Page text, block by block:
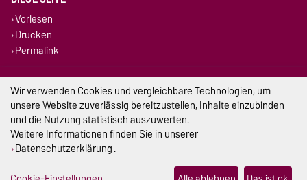
Vorlesen
Drucken
Permalink
Impressum
Datenschutz
Barrierefreiheit
Cookie-Einstellungen
Wir verwenden Cookies und vergleichbare Technologien, um
unsere Website zuverlässig bereitzustellen, Inhalte einzubinden
und die Nutzung statistisch auszuwerten.
Weitere Informationen finden Sie in unserer
Datenschutzerklärung.